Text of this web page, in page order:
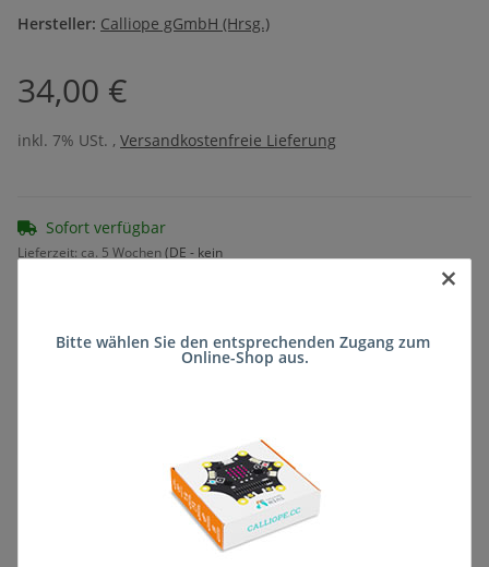
Hersteller: Calliope gGmbH (Hrsg.)
34,00 €
inkl. 7% USt. , Versandkostenfreie Lieferung
Sofort verfügbar
Lieferzeit: ca. 5 Wochen(DE - kein
Frage zum Artikel
×
Bitte wählen Sie den entsprechenden Zugang zum
Online-Shop aus.